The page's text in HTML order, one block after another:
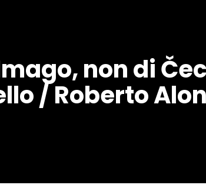
non di
/ Roberto